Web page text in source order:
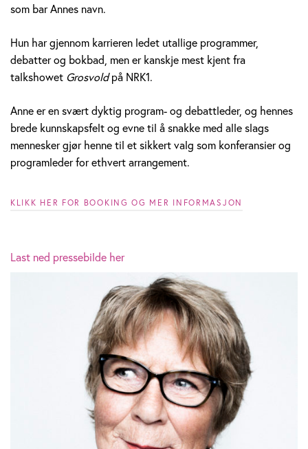
som bar Annes navn.
Hun har gjennom karrieren ledet utallige programmer,
debatter og bokbad, men er kanskje mest kjent fra
talkshowet Grosvoldpå NRK1.
Anne er en svært dyktig program- og debattleder, og hennes
brede kunnskapsfelt og evne til å snakke med alle slags
mennesker gjør henne til et sikkert valg som konferansier og
programleder for ethvert arrangement.
KLIKK HER FOR BOOKING OG MER INFORMASJON
Last ned pressebilde her